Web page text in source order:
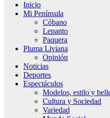
Inicio
Mi Península
Cóbano
Lepanto
Paquera
Pluma Liviana
Opinión
Noticias
Deportes
Espectáculos
Modelos, estilo y
Cultura y Sociedad
Variedad